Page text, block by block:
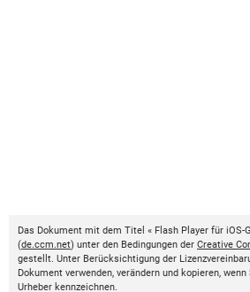
Das Dokument mit dem Titel « Flash Player für iOS-
(de.ccm.net) unter den Bedingungen der Creative
gestellt. Unter Berücksichtigung der
Dokument verwenden, verändern und kopieren, wenn
Urheber kennzeichnen.